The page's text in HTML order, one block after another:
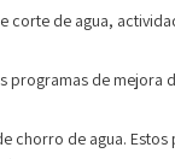
de agua,
de mejora
chorro de agua.